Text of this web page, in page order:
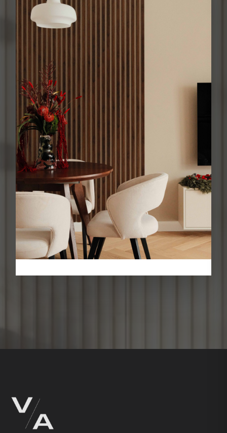
Давайте обсудим
ваш проект
Оставьте заявку, и наши специалисты свяжутся с вами в самое
ближайшее время. Дадут бесплатную консультацию по всем
вопросам и рассчитают стоимость ремонта
Ваше имя
Оставить заявку →